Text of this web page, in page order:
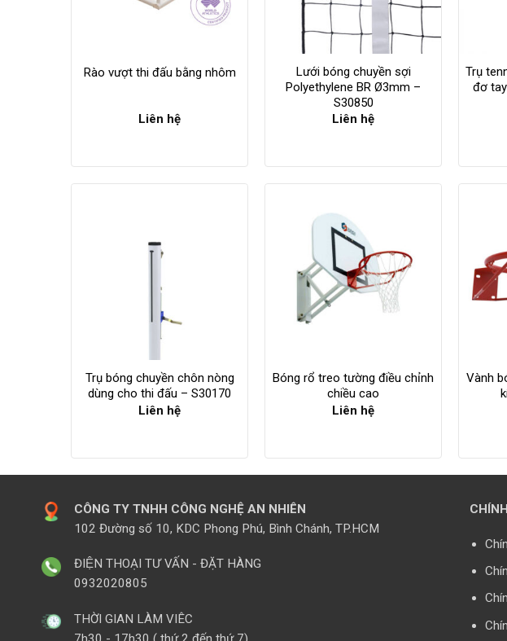
Rào vượt thi đấu bằng nhôm
Liên hệ
Lưới bóng chuyền sợi
Polyethylene BR Ø3mm –
S30850
Liên hệ
Trụ
đơ
Trụ bóng chuyền chôn nòng
dùng cho thi đấu – S30170
Liên hệ
Bóng rổ treo tường điều chỉnh
chiều cao
Liên hệ
Vành
CÔNG TY TNHH CÔNG NGHỆ AN NHIÊN
102 Đường số 10, KDC Phong Phú, Bình Chánh, TP.HCM
ĐIỆN THOẠI TƯ VẤN - ĐẶT HÀNG
0932020805
THỜI GIAN LÀM VIÊC